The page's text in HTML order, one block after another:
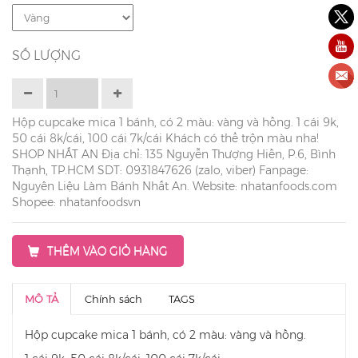
SỐ LƯỢNG
Hộp cupcake mica 1 bánh, có 2 màu: vàng và hồng. 1 cái 9k,
50 cái 8k/cái, 100 cái 7k/cái Khách có thể trộn màu nha!
SHOP NHẤT AN Địa chỉ: 135 Nguyễn Thượng Hiền, P.6, Bình
Thạnh, TP.HCM SDT: 0931847626 (zalo, viber) Fanpage:
Nguyên Liệu Làm Bánh Nhất An. Website: nhatanfoods.com
Shopee: nhatanfoodsvn
THÊM VÀO GIỎ HÀNG
MÔ TẢ Chính sách TAGS
Hộp cupcake mica 1 bánh, có 2 màu: vàng và hồng.